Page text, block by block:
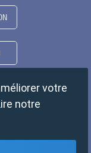
votre
notre